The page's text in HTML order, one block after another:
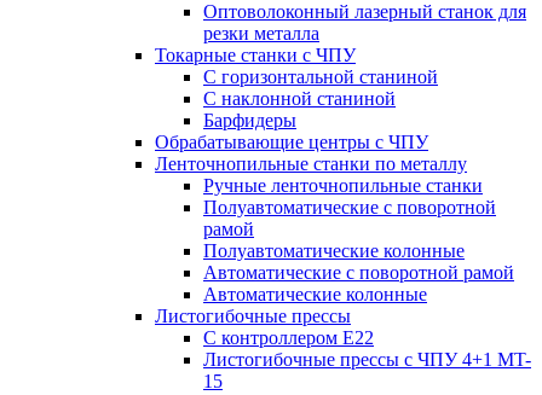
Оптоволоконный лазерный станок для
резки металла
Токарные станки с ЧПУ
С горизонтальной станиной
С наклонной станиной
Барфидеры
Обрабатывающие центры с ЧПУ
Ленточнопильные станки по металлу
Ручные ленточнопильные станки
Полуавтоматические с поворотной
рамой
Полуавтоматические колонные
Автоматические с поворотной рамой
Автоматические колонные
Листогибочные прессы
С контроллером E22
Листогибочные прессы с ЧПУ 4+1 MT-
15